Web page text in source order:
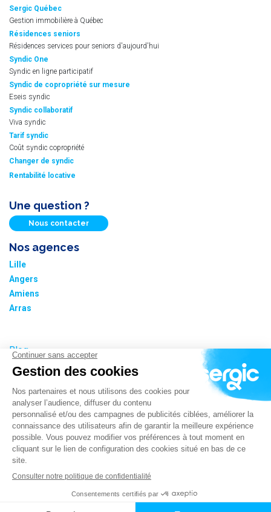
Sergic Québec
Gestion immobilière à Québec
Résidences seniors
Résidences services pour seniors d'aujourd'hui
Syndic One
Syndic en ligne participatif
Syndic de copropriété sur mesure
Eseis syndic
Syndic collaboratif
Viva syndic
Tarif syndic
Coût syndic copropriété
Changer de syndic
Rentabilité locative
Une question ?
Nous contacter
Nos agences
Lille
Angers
Amiens
Arras
Blog
Nos tarifs
Plan du site
Informations cookies
Paramétrer les cookies
Politique de confidentialité
Mentions légales – CGU